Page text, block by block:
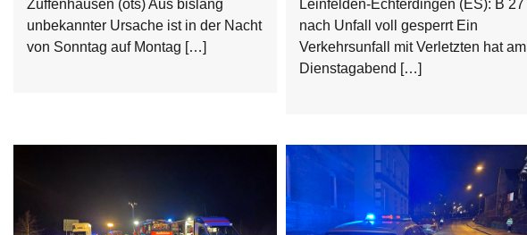
Zuffenhausen (ots) Aus bislang
unbekannter Ursache ist in der Nacht
von Sonntag auf Montag […]
Leinfelden-Echterdingen (ES): B 27
nach Unfall voll gesperrt Ein
Verkehrsunfall mit Verletzten hat am
Dienstagabend […]